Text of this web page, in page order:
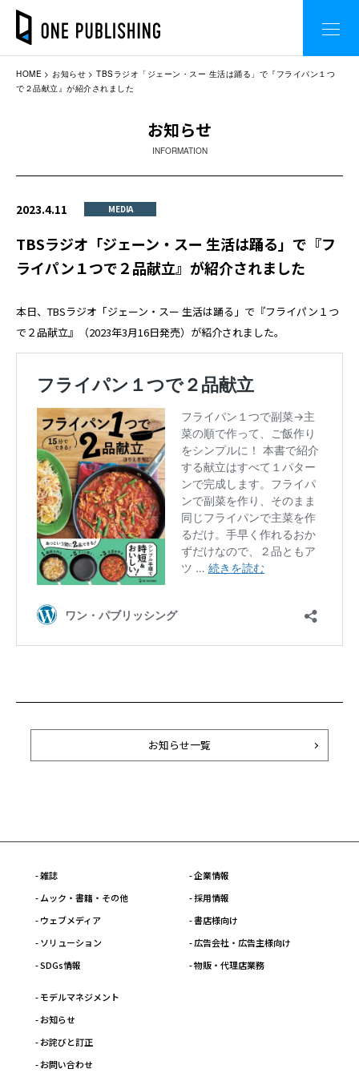
HOME お知らせ
TBSラジオ「ジェーン・スー 生活は踊る」で『フライパン１つ
で２品献立』が紹介されました
お知らせ
INFORMATION
2023.4.11 MEDIA
TBSラジオ「ジェーン・スー 生活は踊る」で『フ
ライパン１つで２品献立』が紹介されました
本日、TBSラジオ「ジェーン・スー 生活は踊る」で『フライパン１つ
で２品献立』（2023年3月16日発売）が紹介されました。
お知らせ一覧
- 雑誌
- ムック・書籍・その他
- ウェブメディア
- ソリューション
- SDGs情報
- 企業情報
- 採用情報
- 書店様向け
- 広告会社・広告主様向け
- 物販・代理店業務
- モデルマネジメント
- お知らせ
- お詫びと訂正
- お問い合わせ